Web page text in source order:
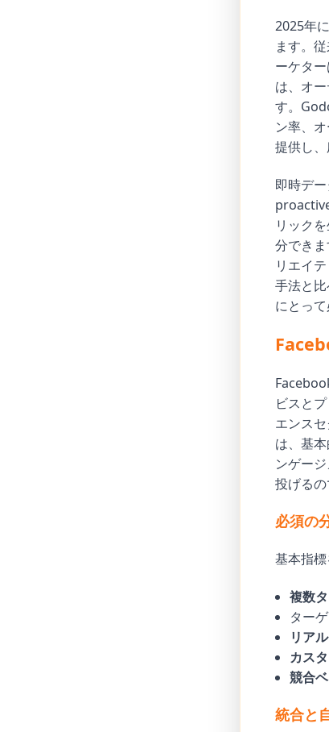
2025年
ます。
ーケタ
は、オ
す。
ン率、
提供し
即時デ
リック
分でき
リエイ
手法と
にとって
ビスと
エンス
は、基
ンゲー
投げる
必須の
基本指
複数
ター
リア
カス
競合
統合と